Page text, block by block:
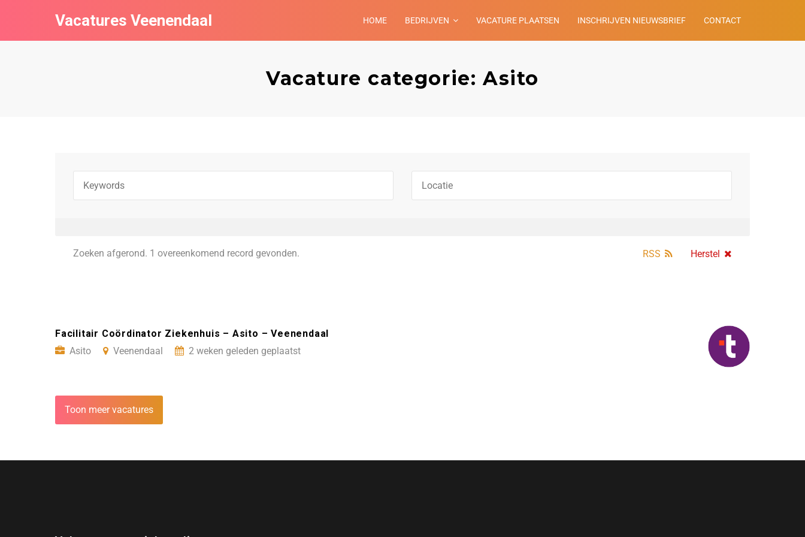
Vacatures Veenendaal HOME BEDRIJVEN VACATURE PLAATSEN INSCHRIJVEN NIEUWSBRIEF CONTACT
Vacature categorie: Asito
Zoeken afgerond. 1 overeenkomend record gevonden. Herstel
RSS
Facilitair Coördinator Ziekenhuis – Asito – Veenendaal
Asito
Veenendaal 2 weken geleden geplaatst
Toon meer vacatures